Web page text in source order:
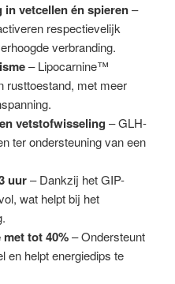
vetcellen én spieren–
respectievelijk
verbranding.
– Lipocarnine™
rusttoestand, met meer
vetstofwisseling – GLH-
ter ondersteuning van een
uur– Dankzij het GIP-
wat helpt bij het
tot 40%– Ondersteunt
en helpt energiedips te